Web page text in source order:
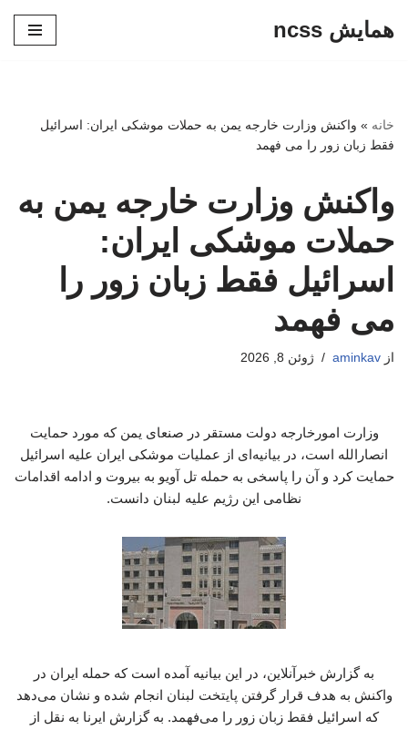
همایش ncss
خانه » واکنش وزارت خارجه یمن به حملات موشکی ایران: اسرائیل
فقط زبان زور را می فهمد
واکنش وزارت خارجه یمن به
حملات موشکی ایران:
اسرائیل فقط زبان زور را
می فهمد
از aminkav ژوئن 8, 2026
وزارت امورخارجه دولت مستقر در صنعای یمن که مورد حمایت
انصارالله است، در بیانیه‌ای از عملیات موشکی ایران علیه اسرائیل
حمایت کرد و آن را پاسخی به حمله تل آویو به بیروت و ادامه اقدامات
نظامی این رژیم علیه لبنان دانست.
به گزارش خبرآنلاین، در این بیانیه آمده است که حمله ایران در
واکنش به هدف قرار گرفتن پایتخت لبنان انجام شده و نشان می‌دهد
که اسرائیل فقط زبان زور را می‌فهمد. به گزارش ایرنا به نقل از